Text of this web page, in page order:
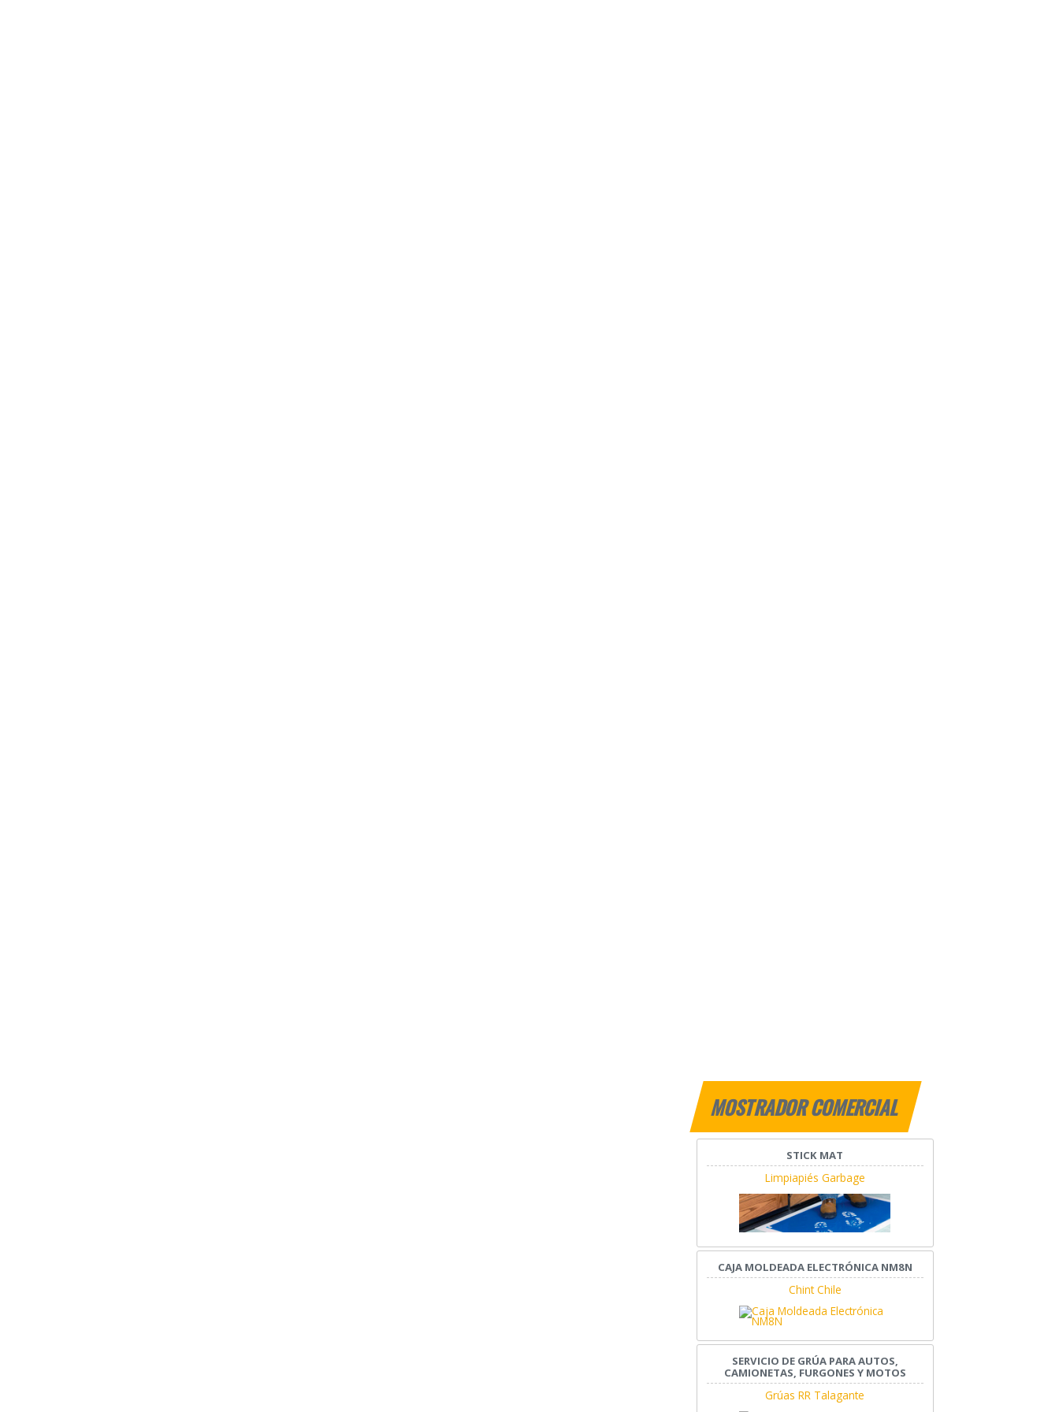
MOSTRADOR COMERCIAL
STICK MAT
Limpiapiés Garbage
CAJA MOLDEADA ELECTRÓNICA NM8N
Chint Chile
SERVICIO DE GRÚA PARA AUTOS,
CAMIONETAS, FURGONES Y MOTOS
Grúas RR Talagante